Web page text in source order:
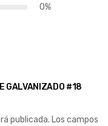
0%
GALVANIZADO #18
publicada. Los campos